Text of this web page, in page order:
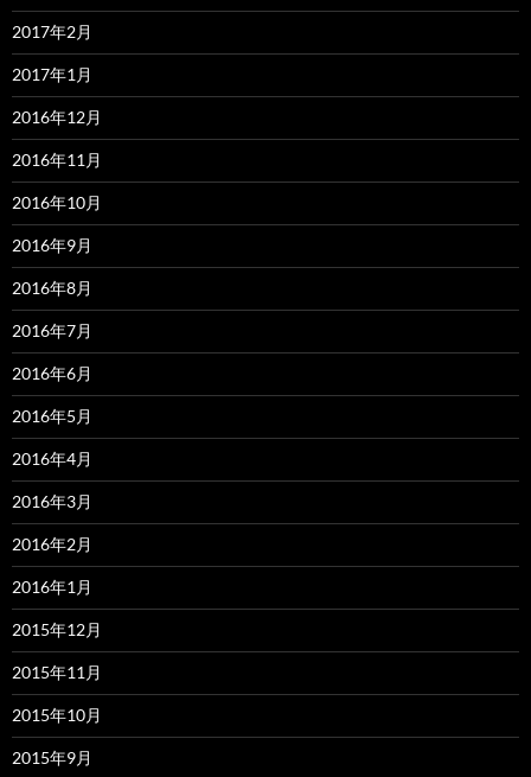
2017年2月
2017年1月
2016年12月
2016年11月
2016年10月
2016年9月
2016年8月
2016年7月
2016年6月
2016年5月
2016年4月
2016年3月
2016年2月
2016年1月
2015年12月
2015年11月
2015年10月
2015年9月